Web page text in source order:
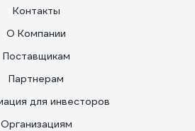
Контакты
О Компании
Поставщикам
Партнерам
для инвесторов
Организациям